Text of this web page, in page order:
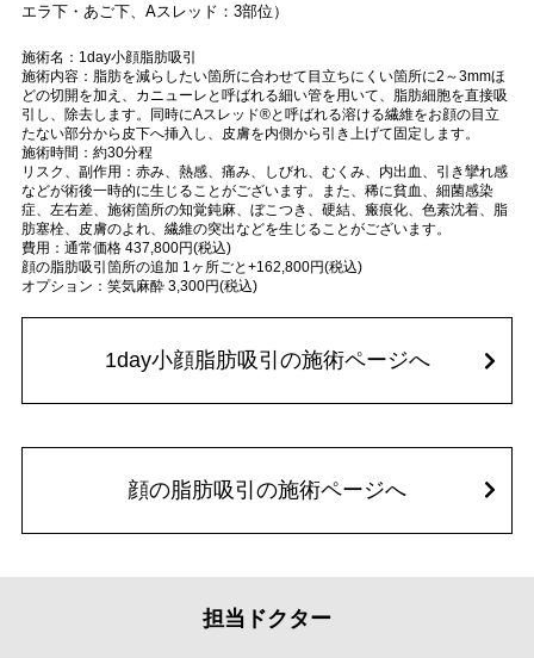
エラ下・あご下、Aスレッド：3部位）
施術名：1day小顔脂肪吸引
施術内容：脂肪を減らしたい箇所に合わせて目立ちにくい箇所に2～3mmほ
どの切開を加え、カニューレと呼ばれる細い管を用いて、脂肪細胞を直接吸
引し、除去します。同時にAスレッド®と呼ばれる溶ける繊維をお顔の目立
たない部分から皮下へ挿入し、皮膚を内側から引き上げて固定します。
施術時間：約30分程
リスク、副作用：赤み、熱感、痛み、しびれ、むくみ、内出血、引き攣れ感
などが術後一時的に生じることがございます。また、稀に貧血、細菌感染
症、左右差、施術箇所の知覚鈍麻、ぼこつき、硬結、瘢痕化、色素沈着、脂
肪塞栓、皮膚のよれ、繊維の突出などを生じることがございます。
費用：通常価格 437,800円(税込)
顔の脂肪吸引箇所の追加 1ヶ所ごと+162,800円(税込)
オプション：笑気麻酔 3,300円(税込)
1day小顔脂肪吸引の施術ページへ
顔の脂肪吸引の施術ページへ
担当ドクター